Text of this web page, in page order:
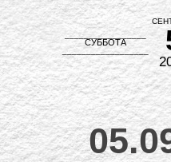
_________________
__________________
СУББОТА